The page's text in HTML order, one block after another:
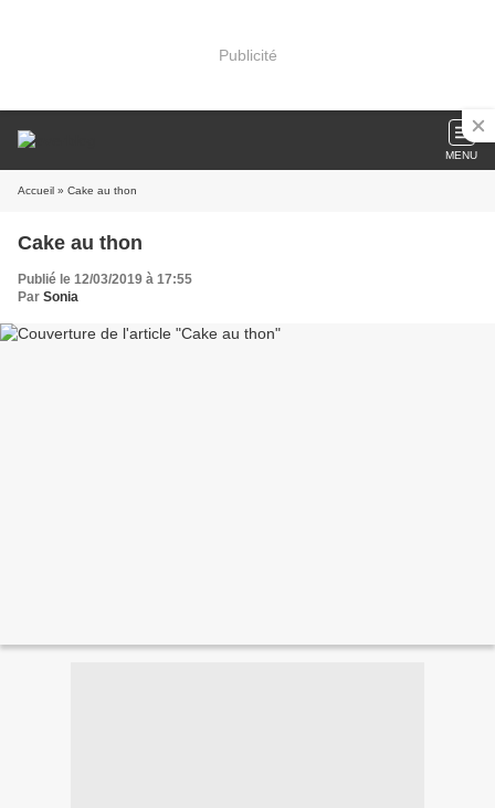
Publicité
MENU
Accueil » Cake au thon
Cake au thon
Publié le 12/03/2019 à 17:55
Par Sonia